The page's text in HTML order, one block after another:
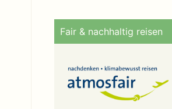
Fair & nachhaltig reisen